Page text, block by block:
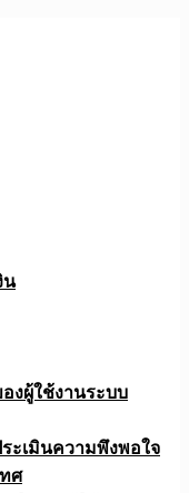
น
งผู้ใช้งานระบบ
ะเมินความพึงพอใจ
ศ